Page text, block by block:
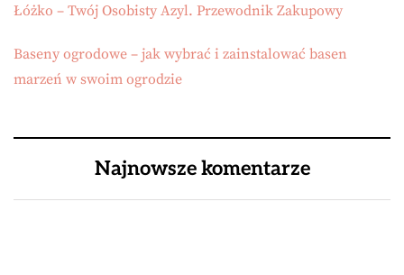
Łóżko – Twój Osobisty Azyl. Przewodnik Zakupowy
Baseny ogrodowe – jak wybrać i zainstalować basen
marzeń w swoim ogrodzie
Najnowsze komentarze